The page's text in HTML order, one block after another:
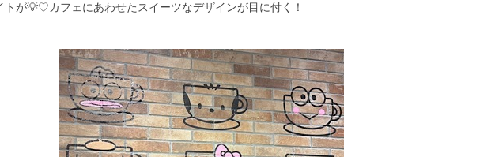
トが💡♡カフェにあわせたスイーツなデザインが目に付く！